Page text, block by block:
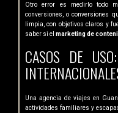
Otro error es medirlo todo
conversiones, o conversiones
limpia, con objetivos claros y
saber si el marketing de
CASOS DE
Una agencia de viajes en
actividades familiares y